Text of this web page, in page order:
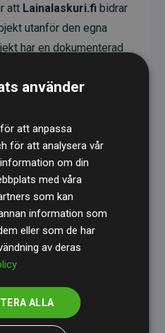
att Lainalaskuri.fi bidrar
utanför den egna
har en dokumenterad
CO₂ som
utsläpp.
Gold Standard
faktisk klimatnytta
läsa mer om de
stöder klimatprojekt
använder
att anpassa
för att analysera vår
om din
med våra
som kan
information som
eller som de har
av deras
ALLA